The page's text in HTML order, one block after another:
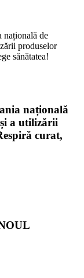
de
produselor
sănătatea!
națională
a utilizării
curat,